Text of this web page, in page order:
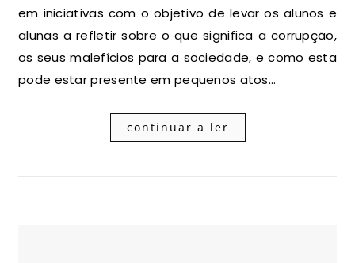
em iniciativas com o objetivo de levar os alunos e
alunas a refletir sobre o que significa a corrupção,
os seus malefícios para a sociedade, e como esta
pode estar presente em pequenos atos…
continuar a ler